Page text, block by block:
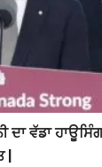
ਦਾ ਵੱਡਾ
|